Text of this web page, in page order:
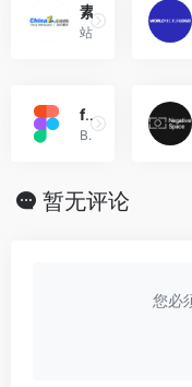
素材下载-分享综合设计素材免费下载的平台-站长素材
站长素材是一家大型综合设计类素材网站，提供高清图片素材。
figma
Build better products as a team. Design, prototype, and gather feedback all in one place with Figma.
暂无评论
您必